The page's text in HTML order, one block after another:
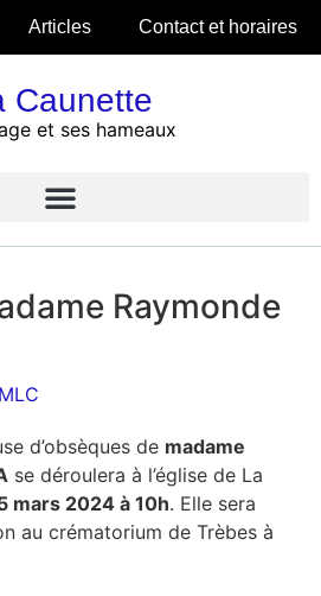
Articles Contact et horaires
Caunette
et ses hameaux
Raymonde
d’obsèques de madame
se déroulera à l’église de La
mars 2024 à 10h. Elle sera
au crématorium de Trèbes à